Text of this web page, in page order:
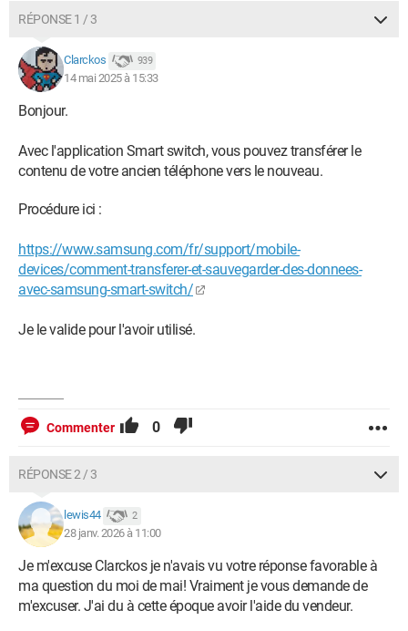
RÉPONSE 1 / 3
Clarckos 939
14 mai 2025 à 15:33
Bonjour.
Avec l'application Smart switch, vous pouvez transférer le
contenu de votre ancien téléphone vers le nouveau.
Procédure ici :
https://www.samsung.com/fr/support/mobile-
devices/comment-transferer-et-sauvegarder-des-donnees-
avec-samsung-smart-switch/
Je le valide pour l'avoir utilisé.
Commenter 0
RÉPONSE 2 / 3
lewis44 2
28 janv. 2026 à 11:00
Je m'excuse Clarckos je n'avais vu votre réponse favorable à
ma question du moi de mai! Vraiment je vous demande de
m'excuser. J'ai du à cette époque avoir l'aide du vendeur.